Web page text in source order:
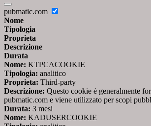
pubmatic.com
Nome
Tipologia
Proprieta
Descrizione
Durata
Nome: KTPCACOOKIE
Tipologia: analitico
Proprieta: Third-party
Descrizione: Questo cookie è generalmente
pubmatic.com e viene utilizzato per scopi
Durata: 3 mesi
Nome: KADUSERCOOKIE